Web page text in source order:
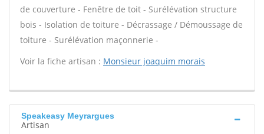
de couverture - Fenêtre de toit - Surélévation structure
bois - Isolation de toiture - Décrassage / Démoussage de
toiture - Surélévation maçonnerie -
Voir la fiche artisan : Monsieur joaquim morais
Speakeasy Meyrargues
Artisan